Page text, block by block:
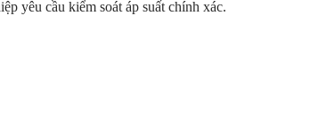
yêu cầu kiểm soát áp suất chính xác.